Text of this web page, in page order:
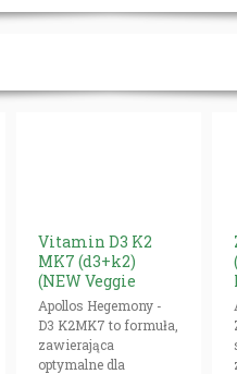
Vitamin D3 K2
MK7 (d3+k2)
(NEW Veggie
Caps)
Apollos Hegemony -
D3 K2MK7 to formuła,
zawierająca
optymalne dla